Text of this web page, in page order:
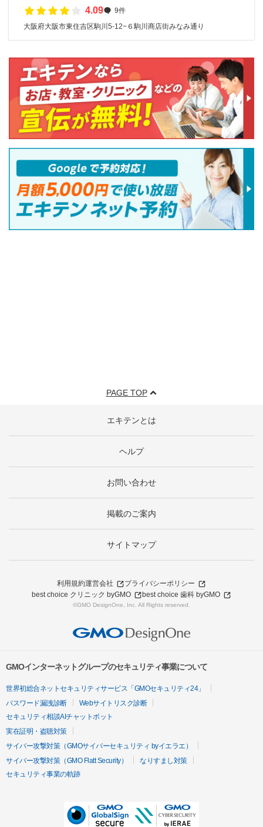
4.09
9件
大阪府大阪市東住吉区駒川5-12−６駒川商店街みなみ通り
PAGE TOP
エキテンとは
ヘルプ
お問い合わせ
掲載のご案内
サイトマップ
利用規約運営会社
プライバシーポリシー
best choice クリニック byGMO
best choice 歯科 byGMO
©GMO DesignOne, Inc. All Rights reserved.
GMOインターネットグループのセキュリティ事業について
世界初総合ネットセキュリティサービス「GMOセキュリティ24」
パスワード漏洩診断
Webサイトリスク診断
セキュリティ相談AIチャットボット
実在証明・盗聴対策
サイバー攻撃対策（GMOサイバーセキュリティ byイエラエ）
サイバー攻撃対策（GMO Flatt Security）
なりすまし対策
セキュリティ事業の軌跡